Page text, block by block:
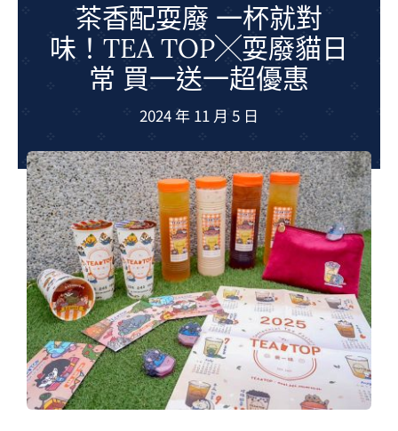
室內設計
夢想TV
GCU大賽
夢想購物
茶香配耍廢 一杯就對
味！TEA TOP╳耍廢貓日
常 買一送一超優惠
2024 年 11 月 5 日